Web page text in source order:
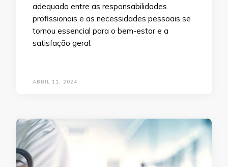
adequado entre as responsabilidades
profissionais e as necessidades pessoais se
tornou essencial para o bem-estar e a
satisfação geral.
ABRIL 11, 2024